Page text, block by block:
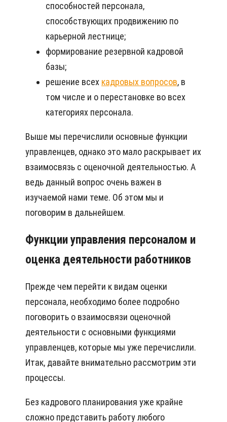
способностей персонала,
способствующих продвижению по
карьерной лестнице;
формирование резервной кадровой
базы;
решение всех кадровых вопросов, в
том числе и о перестановке во всех
категориях персонала.
Выше мы перечислили основные функции
управленцев, однако это мало раскрывает их
взаимосвязь с оценочной деятельностью. А
ведь данный вопрос очень важен в
изучаемой нами теме. Об этом мы и
поговорим в дальнейшем.
Функции управления персоналом и
оценка деятельности работников
Прежде чем перейти к видам оценки
персонала, необходимо более подробно
поговорить о взаимосвязи оценочной
деятельности с основными функциями
управленцев, которые мы уже перечислили.
Итак, давайте внимательно рассмотрим эти
процессы.
Без кадрового планирования уже крайне
сложно представить работу любого